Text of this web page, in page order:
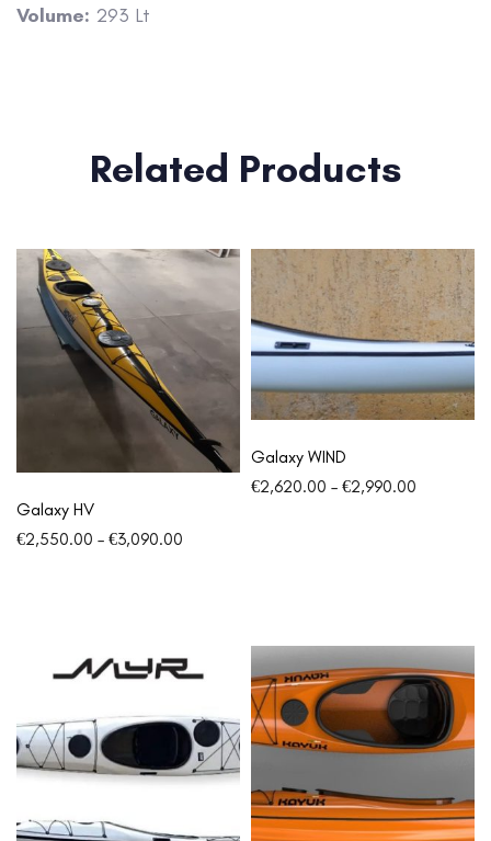
Volume: 293 Lt
Related Products
Galaxy HV
€2,550.00 – €3,090.00
Galaxy WIND
€2,620.00 – €2,990.00